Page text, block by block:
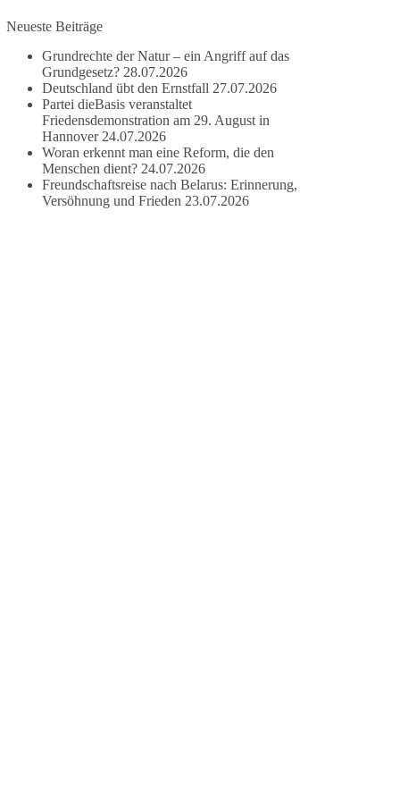
von Pools oder das Bewässern von Rasenflächen
von bis zu 50.000 Euro.
Wasser ist lebens- und überlebensnotwendig.
🟩🟩🟦🟦🟥🟥🟧🟧
dieBasis warnt davor, lebenswichtige Ressourcen,
wie Wasser, Boden, und Luft, in globale
Neueste Beiträge
Grundrechte der Natur – ein Angriff auf das
Grundgesetz? 28.07.2026
Deutschland übt den Ernstfall 27.07.2026
Partei dieBasis veranstaltet
Friedensdemonstration am 29. August in
Hannover 24.07.2026
Woran erkennt man eine Reform, die den
Menschen dient? 24.07.2026
Freundschaftsreise nach Belarus: Erinnerung,
Versöhnung und Frieden 23.07.2026